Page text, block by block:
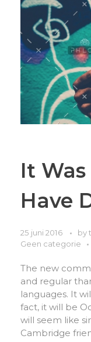
It
Have
25 juni 2016 by
Geen categorie
The new
and regular
languages. It
fact, it will be
will seem like
Cambridge